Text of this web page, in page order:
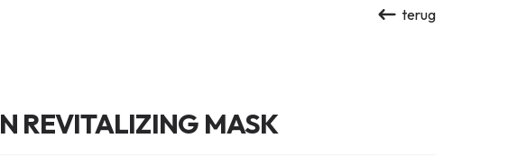
terug
REVITALIZING MASK